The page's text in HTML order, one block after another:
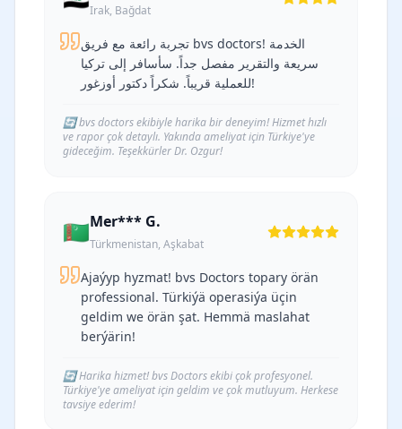
Irak, Bağdat
تجربة رائعة مع فريق bvs doctors! الخدمة
سريعة والتقرير مفصل جداً. سأسافر إلى تركيا
للعملية قريباً. شكراً دكتور أوزغور!
🔄bvs doctors ekibiyle harika bir deneyim! Hizmet hızlı
ve rapor çok detaylı. Yakında ameliyat için Türkiye'ye
gideceğim. Teşekkürler Dr. Ozgur!
🇹🇲Mer*** G.
Türkmenistan, Aşkabat
Ajaýyp hyzmat! bvs Doctors topary örän
professional. Türkiýä operasiýa üçin
geldim we örän şat. Hemmä maslahat
berýärin!
🔄Harika hizmet! bvs Doctors ekibi çok profesyonel.
Türkiye'ye ameliyat için geldim ve çok mutluyum. Herkese
tavsiye ederim!